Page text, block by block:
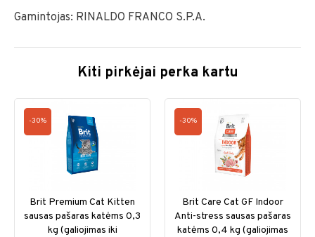
Gamintojas: RINALDO FRANCO S.P.A.
Kiti pirkėjai perka kartu
-30%
Brit Premium Cat Kitten
sausas pašaras katėms 0,3
kg (galiojimas iki
-30%
Brit Care Cat GF Indoor
Anti-stress sausas pašaras
katėms 0,4 kg (galiojimas